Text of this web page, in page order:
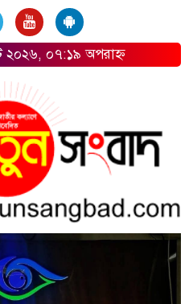
২০২৬, ০৭:১৯ অপরাহ্ন